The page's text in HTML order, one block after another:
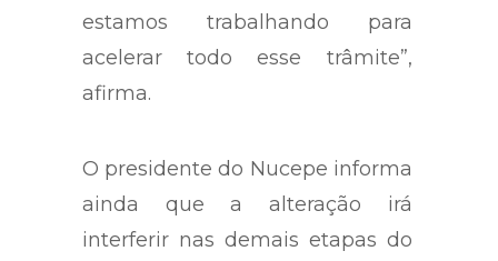
estamos trabalhando para
acelerar todo esse trâmite”,
afirma.
O presidente do Nucepe informa
ainda que a alteração irá
interferir nas demais etapas do